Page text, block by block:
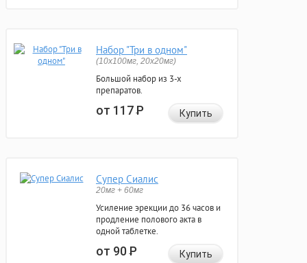
Набор "Три в одном"
(10x100мг, 20x20мг)
Большой набор из 3-х
препаратов.
от 117Р Купить
Супер Сиалис
20мг + 60мг
Усиление эрекции до 36 часов и
продление полового акта в
одной таблетке.
от 90Р Купить